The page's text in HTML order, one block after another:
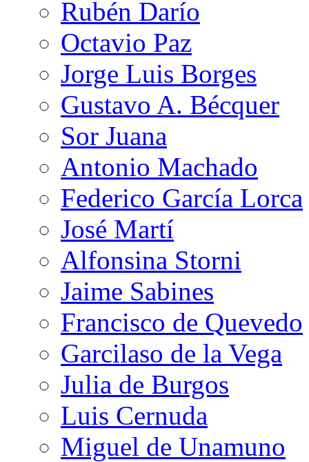
Rubén Darío
Octavio Paz
Jorge Luis Borges
Gustavo A. Bécquer
Sor Juana
Antonio Machado
Federico García Lorca
José Martí
Alfonsina Storni
Jaime Sabines
Francisco de Quevedo
Garcilaso de la Vega
Julia de Burgos
Luis Cernuda
Miguel de Unamuno